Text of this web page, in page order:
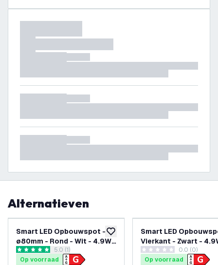
Alternatieven
toevoegen aan verlanglijst
Smart LED Opbouwspot -
ø80mm - Rond - Wit - 4.9W -
RGB+CCT - Kantelbaar
reviews drawer openen
5 score sterren5.0 (1)
Op voorraad
Smart LED
Vierkant - Zwart -
RGB+CCT -
0 score sterren0.0 (0)
Op voorraad